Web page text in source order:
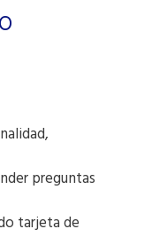
preguntas
tarjeta de